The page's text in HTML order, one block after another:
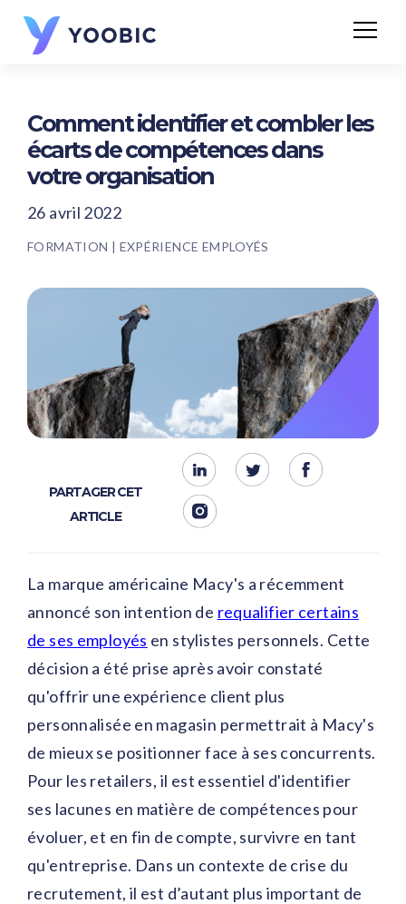
Comment identifier et combler les
écarts de compétences dans
votre organisation
26 avril 2022
FORMATION | EXPÉRIENCE EMPLOYÉS
PARTAGER CET
ARTICLE
La marque américaine Macy's a récemment
annoncé son intention de requalifier certains
de ses employés en stylistes personnels. Cette
décision a été prise après avoir constaté
qu'offrir une expérience client plus
personnalisée en magasin permettrait à Macy's
de mieux se positionner face à ses concurrents.
Pour les retailers, il est essentiel d'identifier
ses lacunes en matière de compétences pour
évoluer, et en fin de compte, survivre en tant
qu'entreprise. Dans un contexte de crise du
recrutement, il est d’autant plus important de